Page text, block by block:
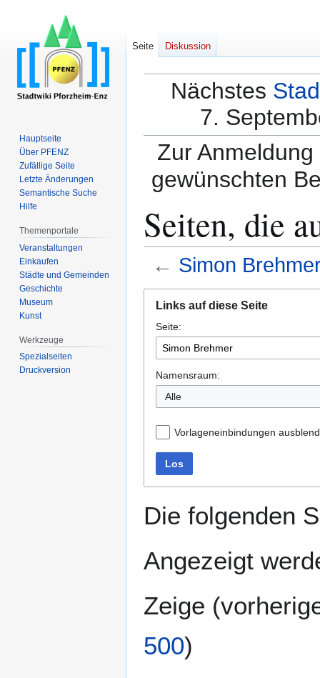
Nächstes
7.
Zur
gewünschten
Seiten, die
← Simon
Navigation
springen
Suche
springen
Links auf diese Seite
Seite:
Namensraum:
Alle
Vorlageneinbindungen
Los
Die folgenden
Angezeigt
Zeige (
500)
Seite Diskussion
Hauptseite
Über PFENZ
Zufällige Seite
Letzte Änderungen
Semantische Suche
Hilfe
Themenportale
Veranstaltungen
Einkaufen
Städte und Gemeinden
Geschichte
Museum
Kunst
Werkzeuge
Spezialseiten
Druckversion